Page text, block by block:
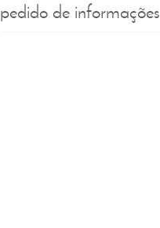
pedido de informações